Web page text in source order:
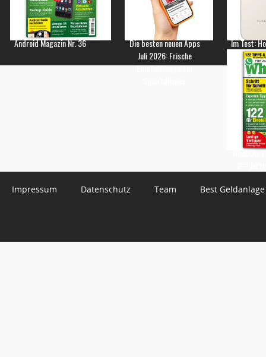
Android Magazin Nr. 36
Die besten neuen Apps
Juli 2026: Frische
Empfehlungen für
Im Test:
Impressum Datenschutz Team Best Geldanlage